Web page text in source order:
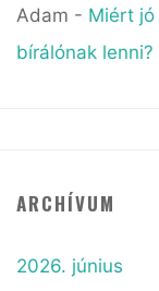
Adam - Miért jó
bírálónak lenni?
ARCHÍVUM
2026. június